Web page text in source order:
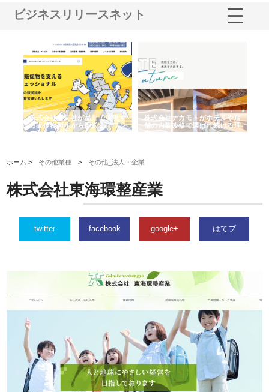
ビジネスリリースネット
株式会社耕文社が品川で実現す
る販促物製作から配送までワン
ストップ対応
株式会社ナカモトがホテルや店
舗の内装改修で選ばれ続ける理
由
ホーム > その他業種 > その他_法人・企業
株式会社東海環整産業
twitter facebook google+ はてブ